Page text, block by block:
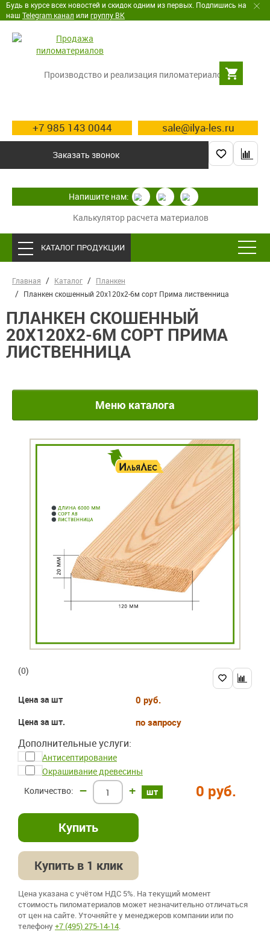
Будь в курсе всех новостей и скидок одним из первых. Подпишись на
наш Telegram канал или группу ВК
Производство и реализация пиломатериалов
+7 985 143 0044 sale@ilya-les.ru
Заказать звонок
Калькулятор расчета материалов
Напишите нам:
КАТАЛОГ ПРОДУКЦИИ
Главная Каталог
Планкен
Планкен скошенный 20х120х2-6м сорт Прима лиственница
ПЛАНКЕН СКОШЕННЫЙ
20Х120Х2-6М СОРТ ПРИМА
ЛИСТВЕННИЦА
Меню каталога
(0)
Цена за шт 0 руб.
Цена за шт. по запросу
Дополнительные услуги:
Антисептирование
Окрашивание древесины
шт
– + 0 руб.
Купить в 1 клик
Цена указана с учётом НДС 5%. На текущий момент
стоимость пиломатериалов может незначительно отличаться
от цен на сайте. Уточняйте у менеджеров компании или по
телефону+7 (495) 275-14-14.